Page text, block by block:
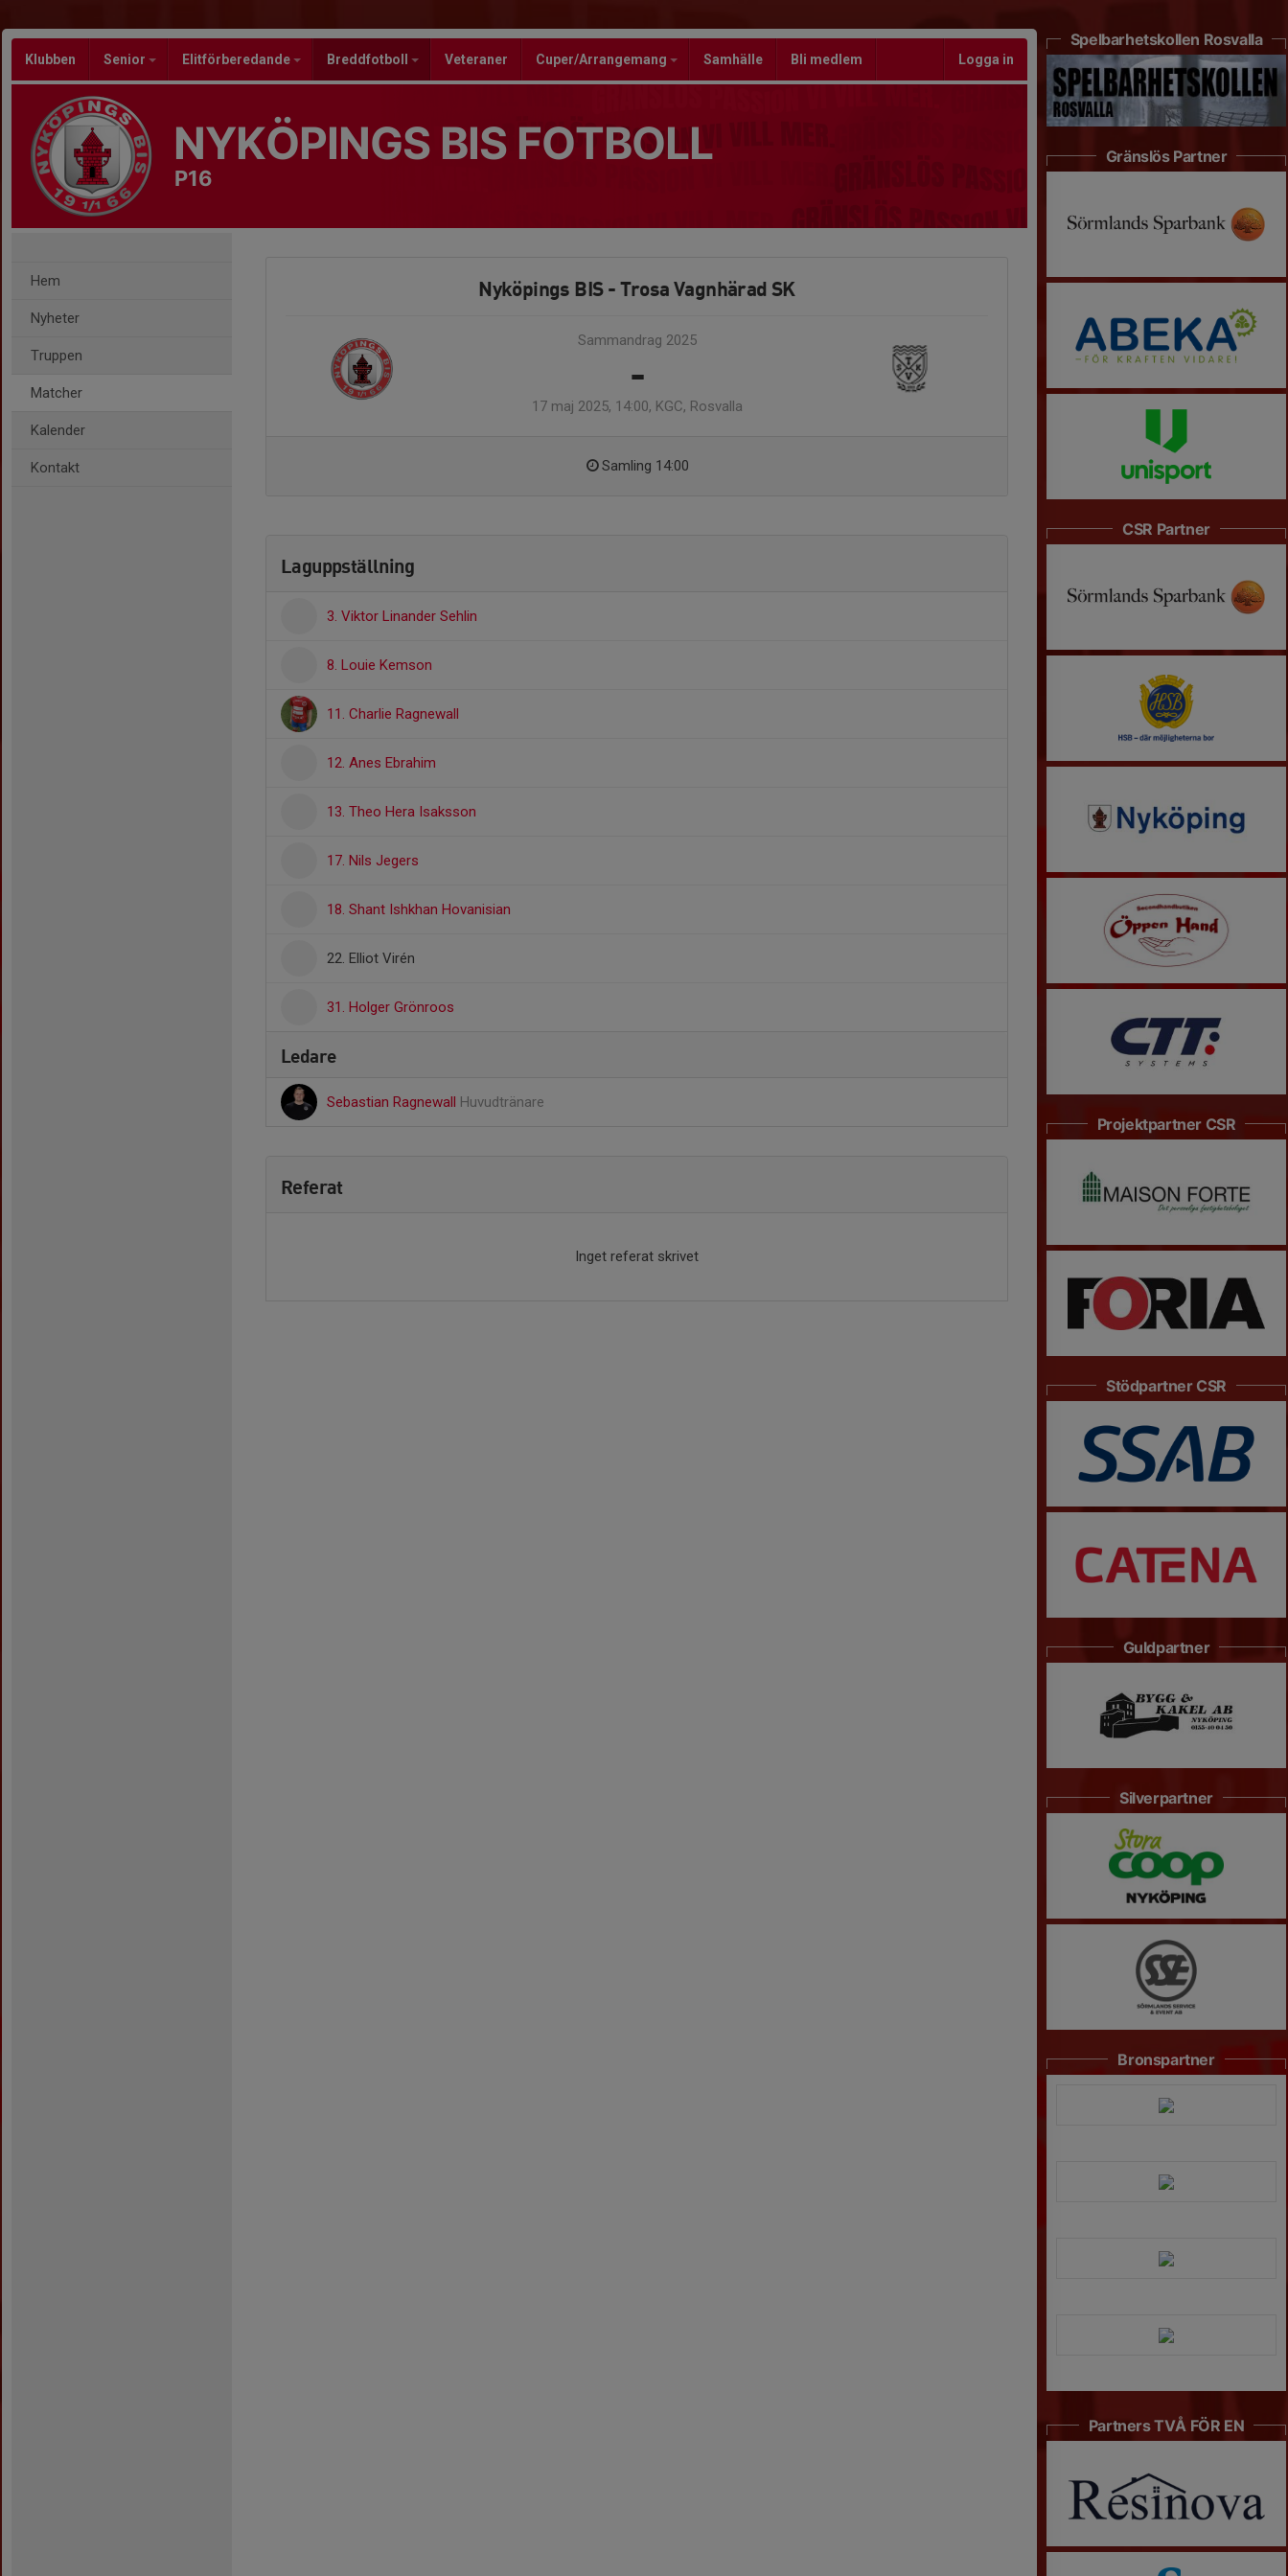
Klubben Senior Elitförberedande Breddfotboll Veteraner Cuper/Arrangemang Samhälle Bli medlem Logga in
NYKÖPINGS BIS FOTBOLL
P16
Hem
Nyheter
Truppen
Matcher
Kalender
Kontakt
Nyköpings BIS - Trosa Vagnhärad SK
Sammandrag 2025
-
17 maj 2025, 14:00, KGC, Rosvalla
Samling 14:00
Laguppställning
3. Viktor Linander Sehlin
8. Louie Kemson
11. Charlie Ragnewall
12. Anes Ebrahim
13. Theo Hera Isaksson
17. Nils Jegers
18. Shant Ishkhan Hovanisian
22. Elliot Virén
31. Holger Grönroos
Ledare
Sebastian Ragnewall Huvudtränare
Referat
Inget referat skrivet
Spelbarhetskollen Rosvalla
Gränslös Partner
CSR Partner
Projektpartner CSR
Stödpartner CSR
Guldpartner
Silverpartner
Bronspartner
Partners TVÅ FÖR EN